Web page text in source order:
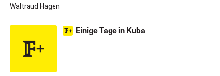
Waltraud Hagen
Einige Tage in Kuba